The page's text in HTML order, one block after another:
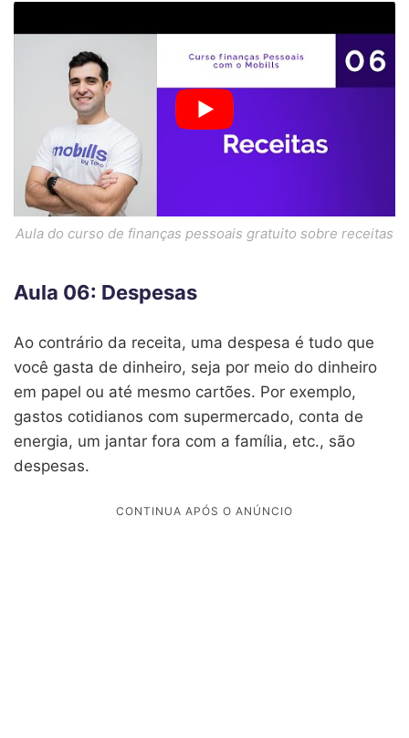
Aula do curso de finanças pessoais gratuito sobre receitas
Aula 06: Despesas
Ao contrário da receita, uma despesa é tudo que
você gasta de dinheiro, seja por meio do dinheiro
em papel ou até mesmo cartões. Por exemplo,
gastos cotidianos com supermercado, conta de
energia, um jantar fora com a família, etc., são
despesas.